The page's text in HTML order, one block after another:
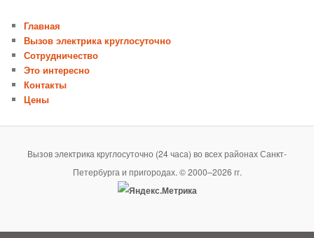
Главная
Вызов электрика круглосуточно
Сотрудничество
Это интересно
Контакты
Цены
Вызов электрика круглосуточно (24 часа) во всех районах Санкт-
Петербурга и пригородах. © 2000–2026 гг.